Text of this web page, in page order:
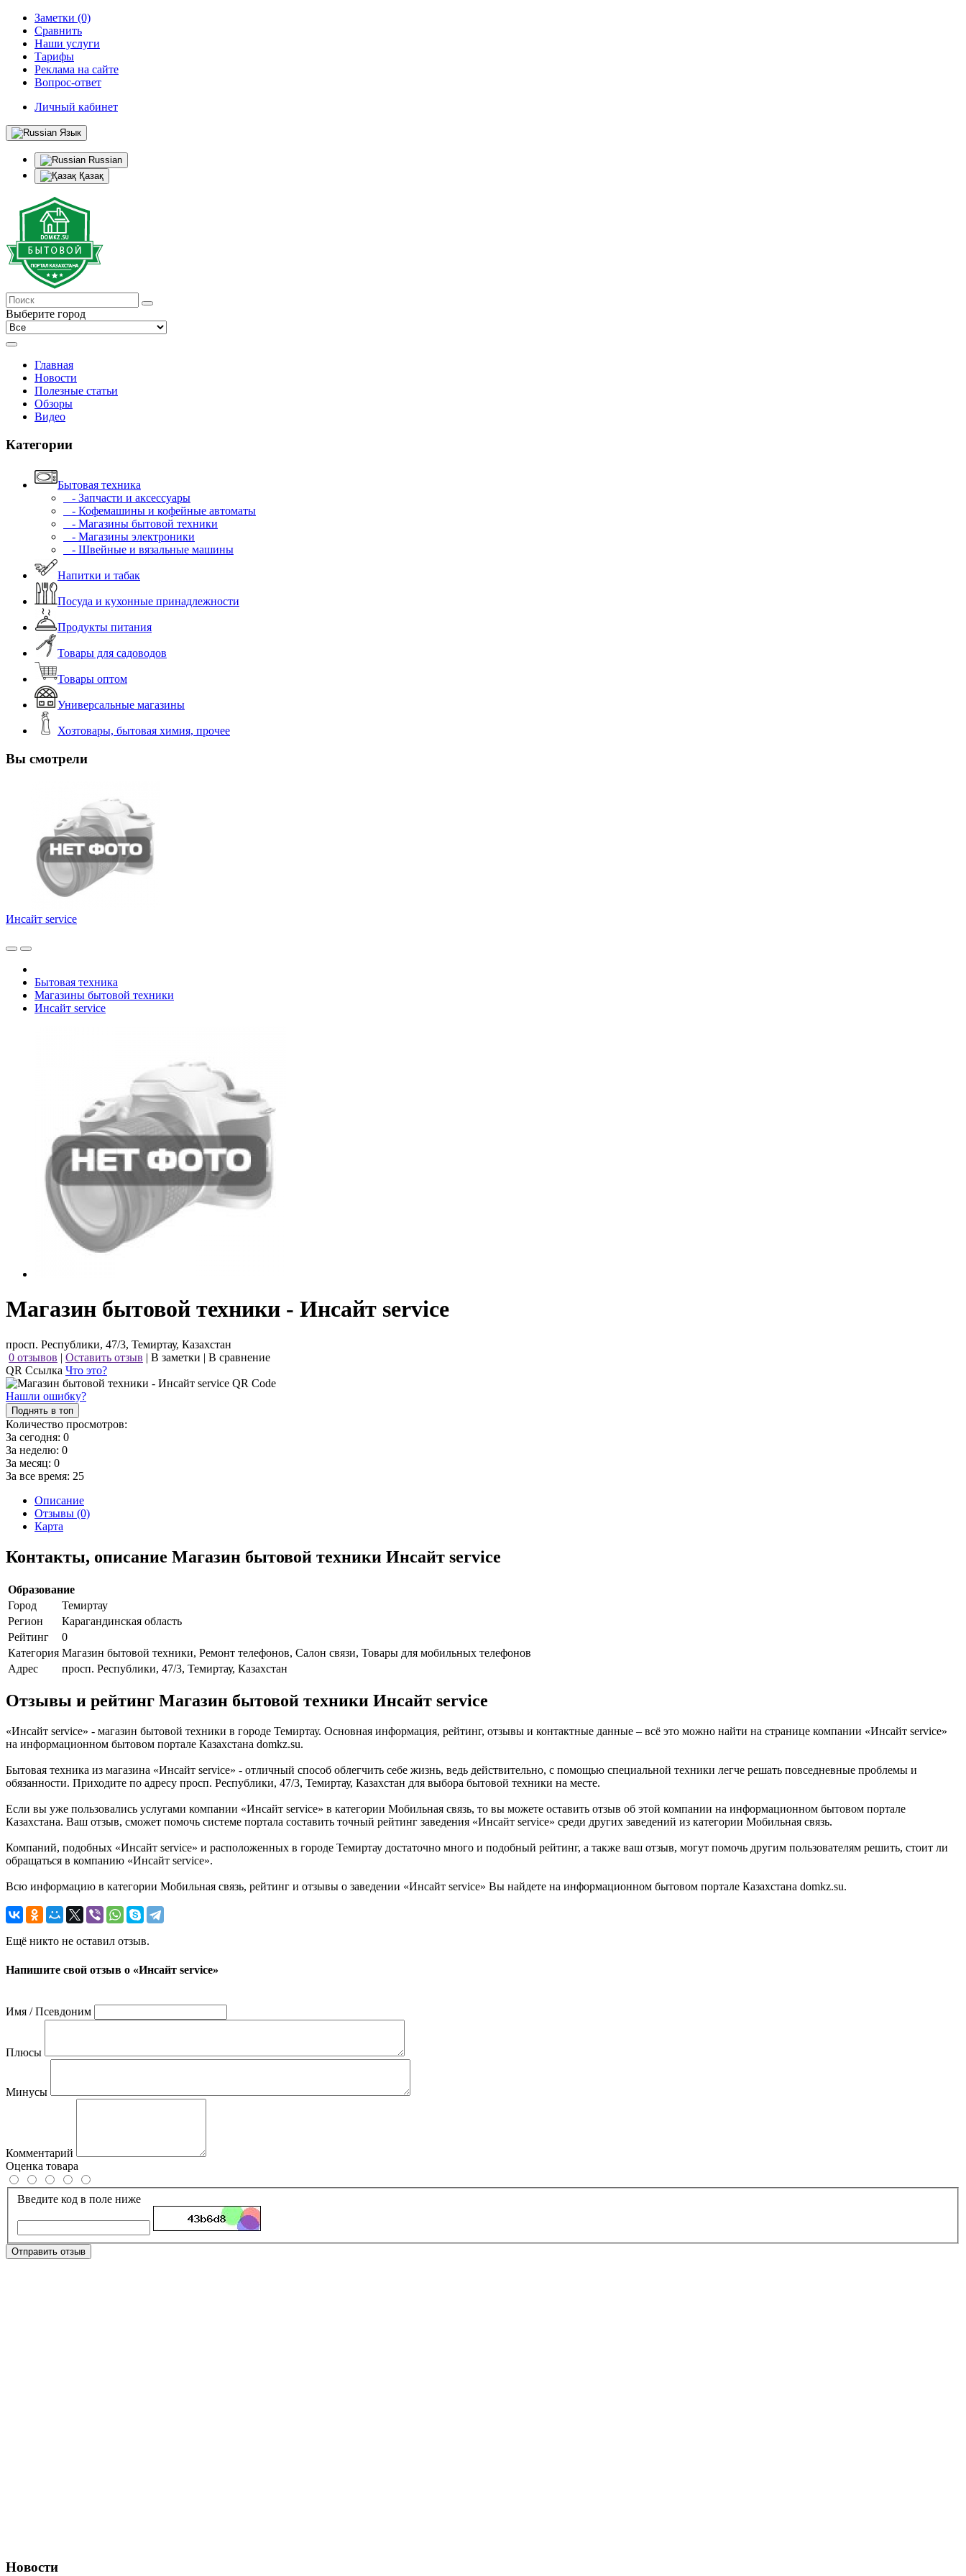
Заметки (0)
Сравнить
Наши услуги
Тарифы
Реклама на сайте
Вопрос-ответ
Личный кабинет
Язык
Russian
Қазақ
Выберите город
Главная
Новости
Полезные статьи
Обзоры
Видео
Категории
Бытовая техника
- Запчасти и аксессуары
- Кофемашины и кофейные автоматы
- Магазины бытовой техники
- Магазины электроники
- Швейные и вязальные машины
Напитки и табак
Посуда и кухонные принадлежности
Продукты питания
Товары для садоводов
Товары оптом
Универсальные магазины
Хозтовары, бытовая химия, прочее
Вы смотрели
Инсайт service
Бытовая техника
Магазины бытовой техники
Инсайт service
Магазин бытовой техники - Инсайт service
просп. Республики, 47/3, Темиртау, Казахстан
0 отзывов | Оставить отзыв | В заметки | В сравнение
QR Ссылка Что это?
Нашли ошибку?
Поднять в топ
Количество просмотров:
За сегодня: 0
За неделю: 0
За месяц: 0
За все время: 25
Описание
Отзывы (0)
Карта
Контакты, описание Магазин бытовой техники Инсайт service
Образование
Город
Темиртау
Регион
Карагандинская область
Рейтинг
0
Категория Магазин бытовой техники, Ремонт телефонов, Салон связи, Товары для мобильных телефонов
Адрес
просп. Республики, 47/3, Темиртау, Казахстан
Отзывы и рейтинг Магазин бытовой техники Инсайт service
«Инсайт service» - магазин бытовой техники в городе Темиртау. Основная информация, рейтинг, отзывы и контактные данные – всё это можно найти на странице компании «Инсайт service»
на информационном бытовом портале Казахстана domkz.su.
Бытовая техника из магазина «Инсайт service» - отличный способ облегчить себе жизнь, ведь действительно, с помощью специальной техники легче решать повседневные проблемы и
обязанности. Приходите по адресу просп. Республики, 47/3, Темиртау, Казахстан для выбора бытовой техники на месте.
Если вы уже пользовались услугами компании «Инсайт service» в категории Мобильная связь, то вы можете оставить отзыв об этой компании на информационном бытовом портале
Казахстана. Ваш отзыв, сможет помочь системе портала составить точный рейтинг заведения «Инсайт service» среди других заведений из категории Мобильная связь.
Компаний, подобных «Инсайт service» и расположенных в городе Темиртау достаточно много и подобный рейтинг, а также ваш отзыв, могут помочь другим пользователям решить, стоит ли
обращаться в компанию «Инсайт service».
Всю информацию в категории Мобильная связь, рейтинг и отзывы о заведении «Инсайт service» Вы найдете на информационном бытовом портале Казахстана domkz.su.
Ещё никто не оставил отзыв.
Напишите свой отзыв о «Инсайт service»
Имя / Псевдоним
Плюсы
Минусы
Комментарий
Оценка товара
Введите код в поле ниже
Отправить отзыв
Новости